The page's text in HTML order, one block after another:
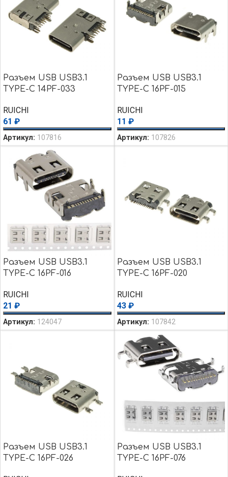
Разъем USB USB3.1
TYPE-C 14PF-033
RUICHI
61 ₽
Артикул: 107816
Разъем USB USB3.1
TYPE-C 16PF-015
RUICHI
11 ₽
Артикул: 107826
Разъем USB USB3.1
TYPE-C 16PF-016
RUICHI
21 ₽
Артикул: 124047
Разъем USB USB3.1
TYPE-C 16PF-020
RUICHI
43 ₽
Артикул: 107842
Разъем USB USB3.1
TYPE-C 16PF-026
Разъем USB USB3.1
TYPE-C 16PF-076